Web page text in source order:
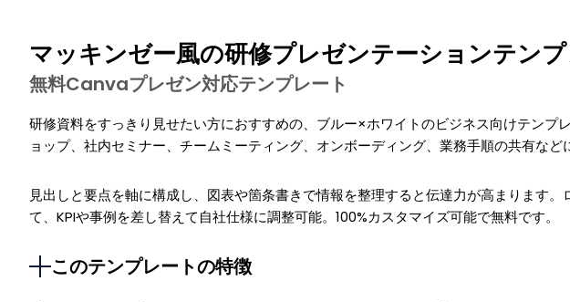
マッキンゼー風の研修プレゼンテーションテンプ
無料Canvaプレゼン対応テンプレート
研修資料をすっきり見せたい方におすすめの、ブルー×ホワイトのビジネス向けテンプ
ョップ、社内セミナー、チームミーティング、オンボーディング、業務手順の共有など
見出しと要点を軸に構成し、図表や箇条書きで情報を整理すると伝達力が高まります。
て、KPIや事例を差し替えて自社仕様に調整可能。100%カスタマイズ可能で無料です。
このテンプレートの特徴